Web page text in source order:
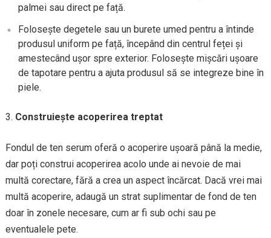
palmei sau direct pe față.
Folosește degetele sau un burete umed pentru a întinde
produsul uniform pe față, începând din centrul feței și
amestecând ușor spre exterior. Folosește mișcări ușoare
de tapotare pentru a ajuta produsul să se integreze bine în
piele.
Construiește acoperirea treptat
Fondul de ten serum oferă o acoperire ușoară până la medie,
dar poți construi acoperirea acolo unde ai nevoie de mai
multă corectare, fără a crea un aspect încărcat. Dacă vrei mai
multă acoperire, adaugă un strat suplimentar de fond de ten
doar în zonele necesare, cum ar fi sub ochi sau pe
eventualele pete.